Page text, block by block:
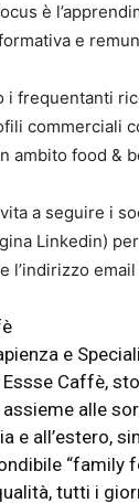
è
e
i frequentanti
commerciali
ambito food &
a seguire i
Linkedin)
l’indirizzo
e
Caffè,
alle
e all’estero,
“family
tutti i